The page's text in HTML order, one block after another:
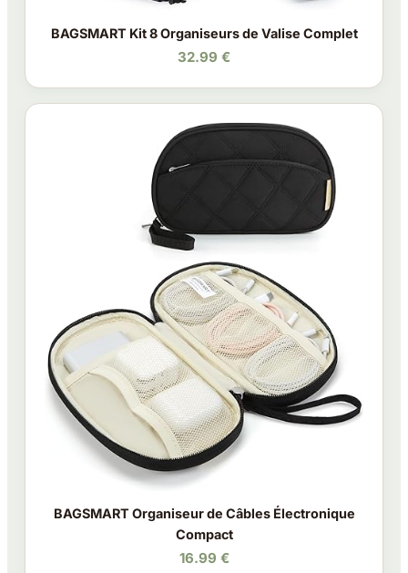
BAGSMART Kit 8 Organiseurs de Valise Complet
32.99 €
BAGSMART Organiseur de Câbles Électronique
Compact
16.99 €